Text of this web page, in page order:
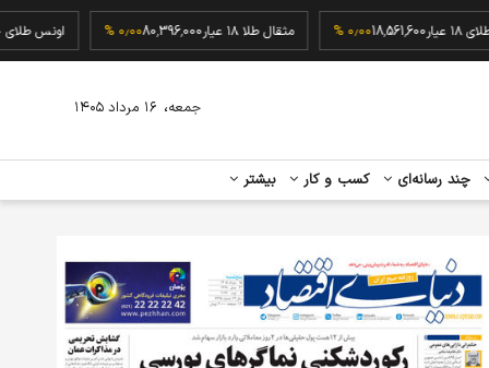
گرم طلای ۱۸ عیار 18,561,600۰٫۰۰ % مثقال طلا ۱۸ عیار 80,396,000۰٫۰۰ % اونس
چند رسانه‌ای کسب و کار بیشتر
جمعه، ۱۶ مرداد ۱۴۰۵